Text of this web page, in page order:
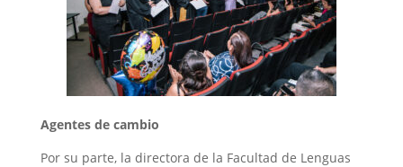
Agentes de cambio
Por su parte, la directora de la Facultad de Lenguas